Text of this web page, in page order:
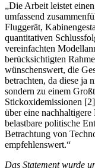
„Die Arbeit leistet
umfassend
Fluggerät,
quantitativen
vereinfachten
berücksichtigten
wünschenswert, die
betrachten, da diese ja
sondern zu einem
Stickoxidemissionen [2]
über eine
belastbare politische
Betrachtung von
empfehlenswert.“
Das Statement wurde